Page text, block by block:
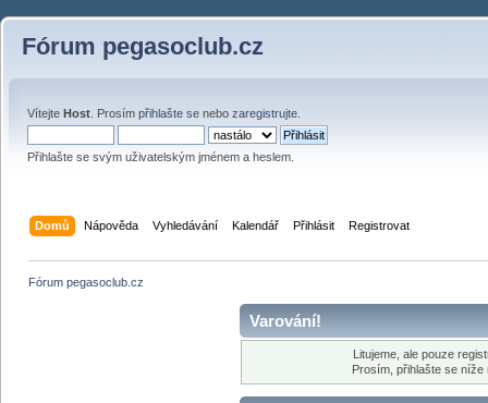
Fórum pegasoclub.cz
Vítejte Host . Prosím přihlašte se nebo zaregistrujte
Přihlašte se svým uživatelským jménem a heslem.
Domů Nápověda Vyhledávání Kalendář Přihlásit Registrovat
Fórum pegasoclub.cz
Varování!
Litujeme, ale pouze
Prosím, přihlašte se